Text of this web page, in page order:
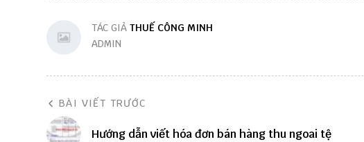
TÁC GIẢ THUẾ CÔNG MINH
ADMIN
BÀI VIẾT TRƯỚC
Hướng dẫn viết hóa đơn bán hàng thu ngoai tệ